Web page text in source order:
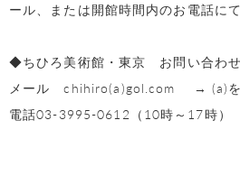
ール、または開館時間内のお電話に
◆ちひろ美術館・東京 お問い合わ
メール chihiro(a)gol.com → (a)を
電話03-3995-0612（10時～17時）